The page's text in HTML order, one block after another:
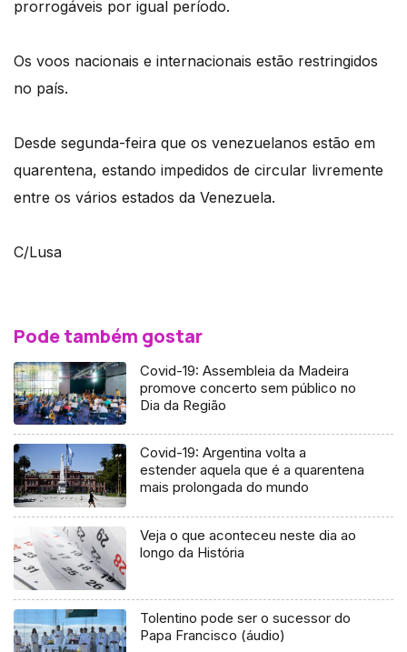
prorrogáveis por igual período.
Os voos nacionais e internacionais estão restringidos
no país.
Desde segunda-feira que os venezuelanos estão em
quarentena, estando impedidos de circular livremente
entre os vários estados da Venezuela.
C/Lusa
Pode também gostar
Covid-19: Assembleia da Madeira
promove concerto sem público no
Dia da Região
Covid-19: Argentina volta a
estender aquela que é a quarentena
mais prolongada do mundo
Veja o que aconteceu neste dia ao
longo da História
Tolentino pode ser o sucessor do
Papa Francisco (áudio)